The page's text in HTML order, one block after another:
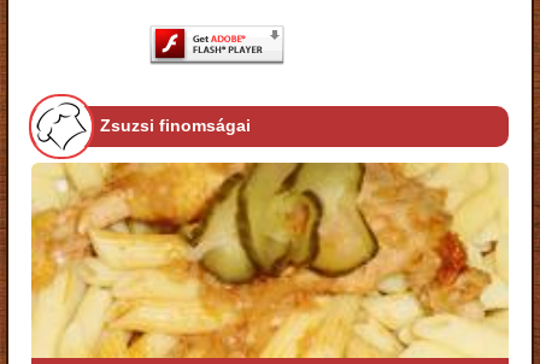
Zsuzsi finomságai